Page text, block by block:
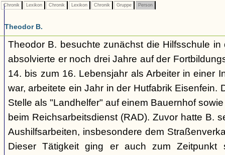
Chronik Lexikon Chronik Lexikon Chronik Gruppe Person
Theodor B.
Theodor B. besuchte zunächst die Hilfsschule
absolvierte er noch drei Jahre auf der
14. bis zum 16. Lebensjahr als Arbeiter in einer
war, arbeitete ein Jahr in der Hutfabrik Eisenfein.
Stelle als "Landhelfer" auf einem Bauernhof
beim Reichsarbeitsdienst (RAD). Zuvor hatte B.
Aushilfsarbeiten, insbesondere dem
Dieser Tätigkeit ging er auch zum Zeitpunkt